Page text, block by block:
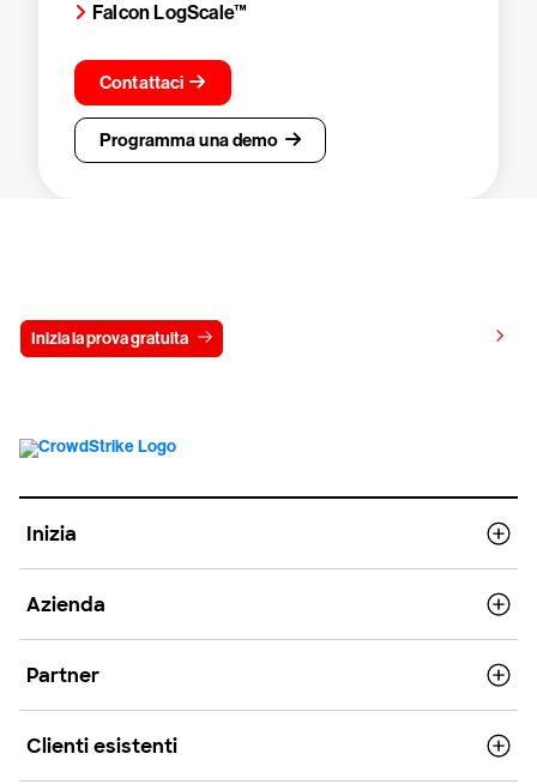
Falcon LogScale™
Contattaci
Programma una demo
Inizia la prova gratuita
Inizia
Azienda
Partner
Clienti esistenti